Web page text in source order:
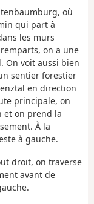
où
qui part à
les murs
on a une
On voit aussi bien
sentier forestier
en direction
principale, on
et on prend la
À la
à gauche.
droit, on traverse
avant de